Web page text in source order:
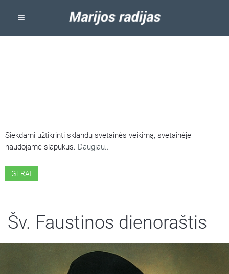
Siekdami užtikrinti sklandų svetainės veikimą, svetainėje
naudojame slapukus. Daugiau..
GERAI
Šv. Faustinos dienoraštis